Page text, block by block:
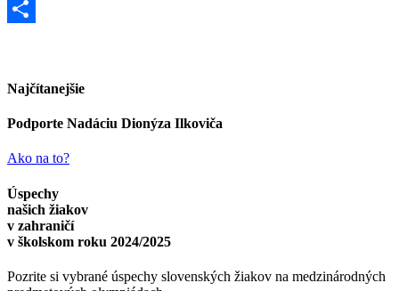
Email
Najčítanejšie
Podporte Nadáciu Dionýza Ilkoviča
Ako na to?
Úspechy
našich žiakov
v zahraničí
v školskom roku 2024/2025
Pozrite si vybrané úspechy slovenských žiakov na medzinárodných